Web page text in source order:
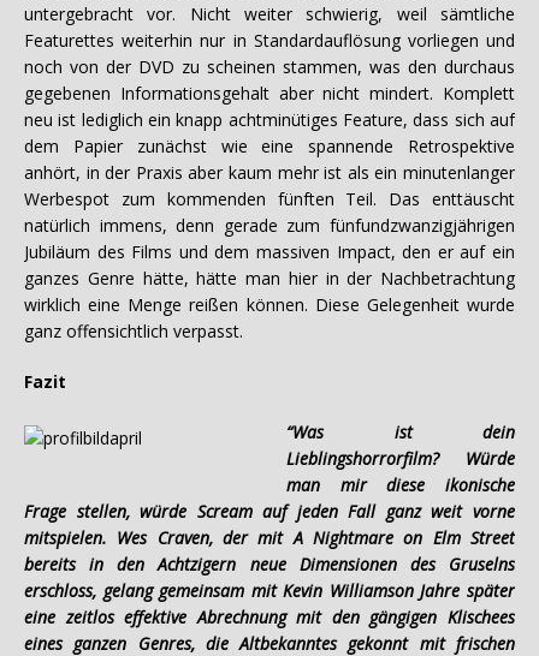
untergebracht vor. Nicht weiter schwierig, weil sämtliche
Featurettes weiterhin nur in Standardauflösung vorliegen und
noch von der DVD zu scheinen stammen, was den durchaus
gegebenen Informationsgehalt aber nicht mindert. Komplett
neu ist lediglich ein knapp achtminütiges Feature, dass sich auf
dem Papier zunächst wie eine spannende Retrospektive
anhört, in der Praxis aber kaum mehr ist als ein minutenlanger
Werbespot zum kommenden fünften Teil. Das enttäuscht
natürlich immens, denn gerade zum fünfundzwanzigjährigen
Jubiläum des Films und dem massiven Impact, den er auf ein
ganzes Genre hätte, hätte man hier in der Nachbetrachtung
wirklich eine Menge reißen können. Diese Gelegenheit wurde
ganz offensichtlich verpasst.
Fazit
“Was ist dein
Lieblingshorrorfilm? Würde
man mir diese ikonische
Frage stellen, würde Scream auf jeden Fall ganz weit vorne
mitspielen. Wes Craven, der mit A Nightmare on Elm Street
bereits in den Achtzigern neue Dimensionen des Gruselns
erschloss, gelang gemeinsam mit Kevin Williamson Jahre später
eine zeitlos effektive Abrechnung mit den gängigen Klischees
eines ganzen Genres, die Altbekanntes gekonnt mit frischen